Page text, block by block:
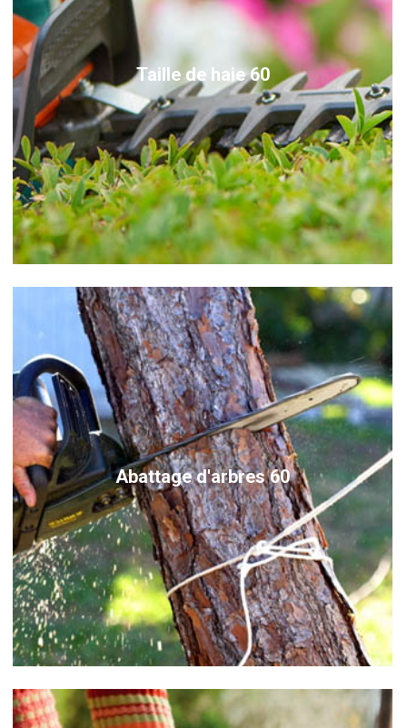
Taille de haie 60
Abattage d'arbres 60